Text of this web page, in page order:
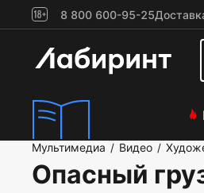
8 800 600-95-25
Мультимедиа / Видео /
Опасный